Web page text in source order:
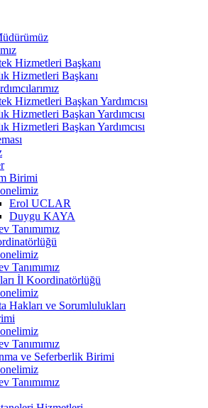
Hizmetleri Başkanı
Hizmetleri Başkanı
Hizmetleri Başkan Yardımcısı
Hizmetleri Başkan Yardımcısı
Hizmetleri Başkan Yardımcısı
Birimi
Erol UCLAR
Duygu KAYA
Tanımımız
Tanımımız
İl Koordinatörlüğü
Hakları ve Sorumlulukları
Tanımımız
ve Seferberlik Birimi
Tanımımız